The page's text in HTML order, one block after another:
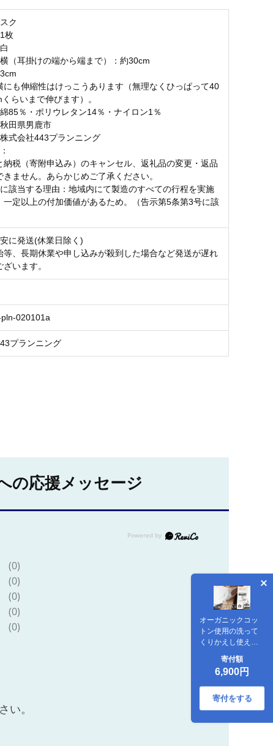
オーガニックコッ
トン使用の洗って
くりかえし使える
立体ニットマスク
（白）日本製 洗え
寄付額
6,900円
寄付をする
ク
枚
（耳掛けの端から端まで）：約30cm
も伸縮性はけっこうあります（無理なくひっぱって40
らいまで伸びます）。
85％・ポリウレタン14％・ナイロン1％
田県男鹿市
式会社443プランニング
税（寄附申込み）のキャンセル、返礼品の変更・返品
きません。あらかじめご了承ください。
該当する理由：地域内にて製造のすべての行程を実施
一定以上の付加価値があるため。（告示第5条第3号に該
に発送(休業日除く)
、長期休業や申し込みが殺到した場合など発送が遅れ
います。
020101a
プランニング
の応援メッセージ
(0)
(0)
(0)
(0)
(0)
い。